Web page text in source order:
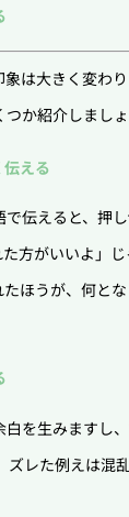
は大きく変わ
か紹介しましょ
える
で伝えると、押
方がいいよ」
ほうが、何と
を生みますし
ズレた例えは混